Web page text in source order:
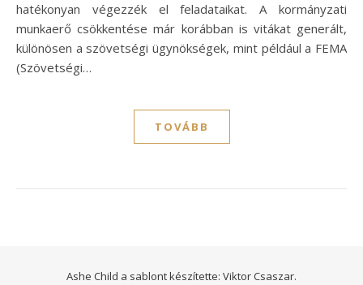
hatékonyan végezzék el feladataikat. A kormányzati
munkaerő csökkentése már korábban is vitákat generált,
különösen a szövetségi ügynökségek, mint például a FEMA
(Szövetségi…
TOVÁBB
Ashe Child a sablont készítette: Viktor Csaszar.